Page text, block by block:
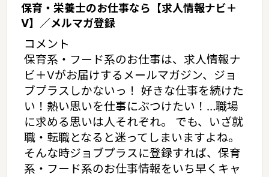
保育・栄養士のお仕事なら【求人情報ナビ＋
V】／メルマガ登録
コメント
保育系・フード系のお仕事は、求人情報ナ
ビ＋Vがお届けするメールマガジン、ジョ
ブプラスしかないっ！ 好きな仕事を続けた
い！熱い思いを仕事にぶつけたい！…職場
に求める思いは人それぞれ。 でも、いざ就
職・転職となると迷ってしまいますよね。
そんな時ジョブプラスに登録すれば、保育
系・フード系のお仕事情報をいち早くキャ